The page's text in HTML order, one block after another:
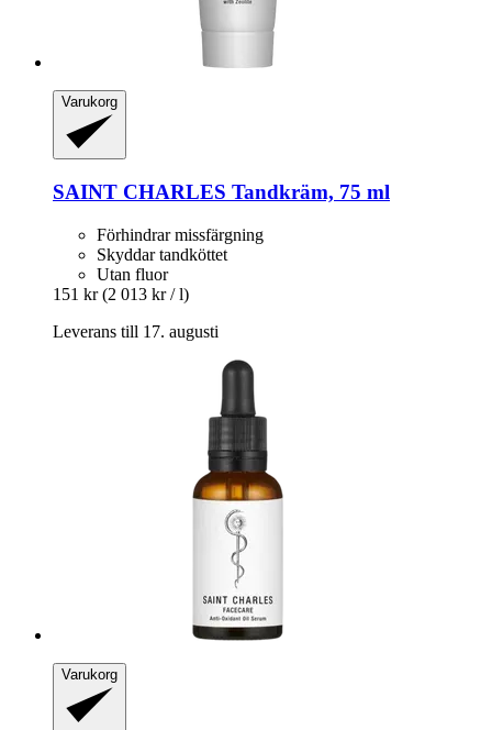
Varukorg
SAINT CHARLES Tandkräm, 75 ml
Förhindrar missfärgning
Skyddar tandköttet
Utan fluor
151 kr (2 013 kr / l)
Leverans till 17. augusti
Varukorg